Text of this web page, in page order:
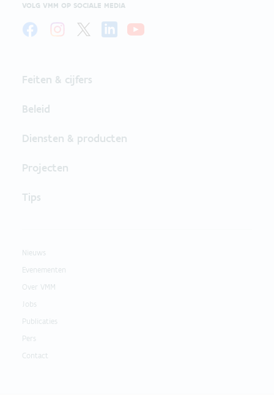
VOLG VMM OP SOCIALE MEDIA
Feiten & cijfers
Beleid
Diensten & producten
Projecten
Tips
Nieuws
Evenementen
Over VMM
Jobs
Publicaties
Pers
Contact